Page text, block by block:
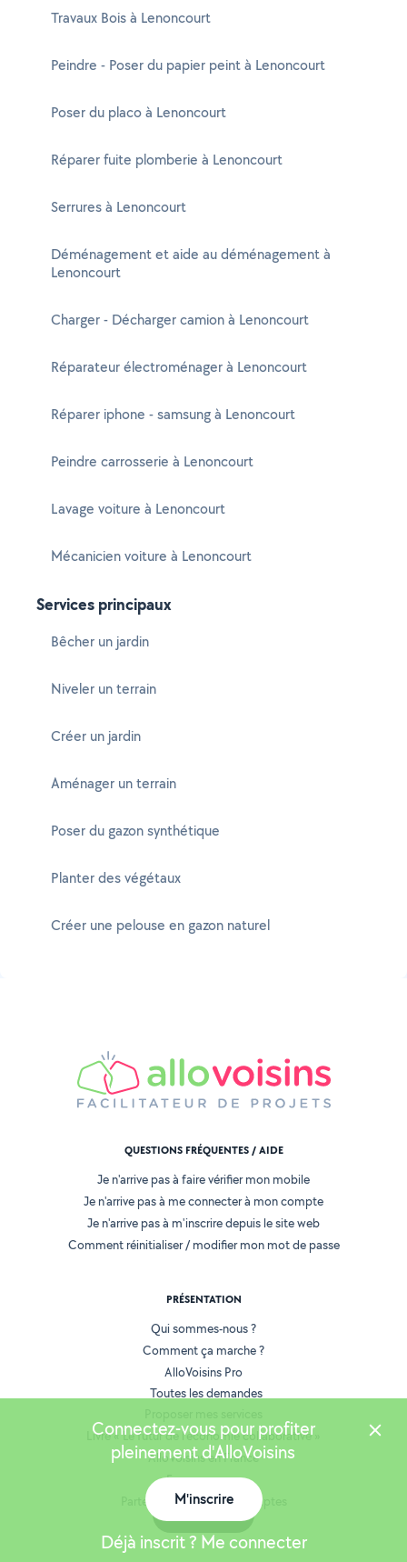
Travaux Bois à Lenoncourt
Peindre - Poser du papier peint à Lenoncourt
Poser du placo à Lenoncourt
Réparer fuite plomberie à Lenoncourt
Serrures à Lenoncourt
Déménagement et aide au déménagement à
Lenoncourt
Charger - Décharger camion à Lenoncourt
Réparateur électroménager à Lenoncourt
Réparer iphone - samsung à Lenoncourt
Peindre carrosserie à Lenoncourt
Lavage voiture à Lenoncourt
Mécanicien voiture à Lenoncourt
Services principaux
Bêcher un jardin
Niveler un terrain
Créer un jardin
Aménager un terrain
Poser du gazon synthétique
Planter des végétaux
Créer une pelouse en gazon naturel
QUESTIONS FRÉQUENTES / AIDE
Je n'arrive pas à faire vérifier mon mobile
Je n'arrive pas à me connecter à mon compte
Je n'arrive pas à m'inscrire depuis le site web
Comment réinitialiser / modifier mon mot de passe
PRÉSENTATION
Qui sommes-nous ?
Comment ça marche ?
AlloVoisins Pro
Toutes les demandes
Livre « Le futur de l'économie collaborative »
AlloVoisins en France
Espace presse
Partenaires et Grands Comptes
Recrutement
Connectez-vous pour profiter
pleinement d'AlloVoisins
M'inscrire
Déjà inscrit ? Me connecter